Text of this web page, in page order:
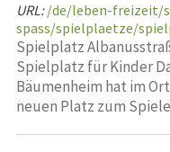
URL: /de/leben-freizeit/
spass/spielplaetze/
Spielplatz
Spielplatz für Kinder
Bäumenheim hat im
neuen Platz zum